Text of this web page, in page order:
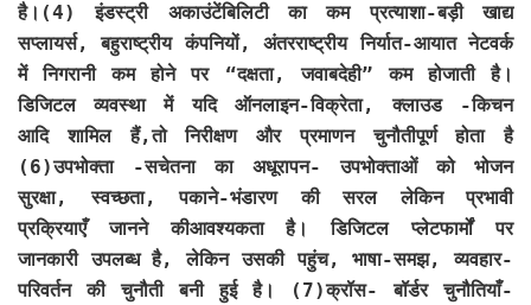
है।(4) इंडस्ट्री अकाउंटेंबिलिटी का कम प्रत्याशा-बड़ी खाद्य
सप्लायर्स, बहुराष्ट्रीय कंपनियों, अंतरराष्ट्रीय निर्यात-आयात नेटवर्क
में निगरानी कम होने पर “दक्षता, जवाबदेही” कम होजाती है।
डिजिटल व्यवस्था में यदि ऑनलाइन-विक्रेता, क्लाउड -किचन
आदि शामिल हैं,तो निरीक्षण और प्रमाणन चुनौतीपूर्ण होता है
(6)उपभोक्ता -सचेतना का अधूरापन- उपभोक्ताओं को भोजन
सुरक्षा, स्वच्छता, पकाने-भंडारण की सरल लेकिन प्रभावी
प्रक्रियाएँ जानने कीआवश्यकता है। डिजिटल प्लेटफार्मों पर
जानकारी उपलब्ध है, लेकिन उसकी पहुंच, भाषा-समझ, व्यवहार-
परिवर्तन की चुनौती बनी हुई है। (7)क्रॉस- बॉर्डर चुनौतियाँ-